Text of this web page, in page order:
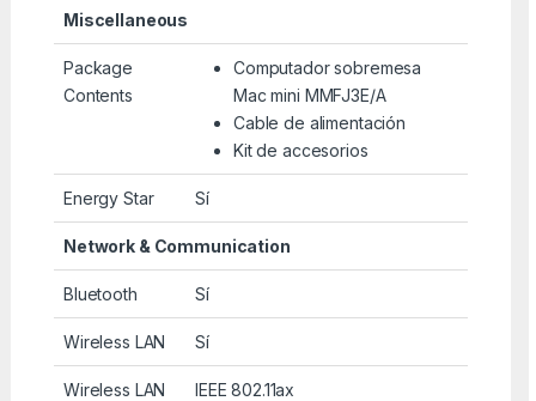
Miscellaneous
Package
Contents
Computador sobremesa
Mac mini MMFJ3E/A
Cable de alimentación
Kit de accesorios
Energy Star Sí
Network & Communication
Bluetooth Sí
Wireless LAN Sí
Wireless LAN
IEEE 802.11ax